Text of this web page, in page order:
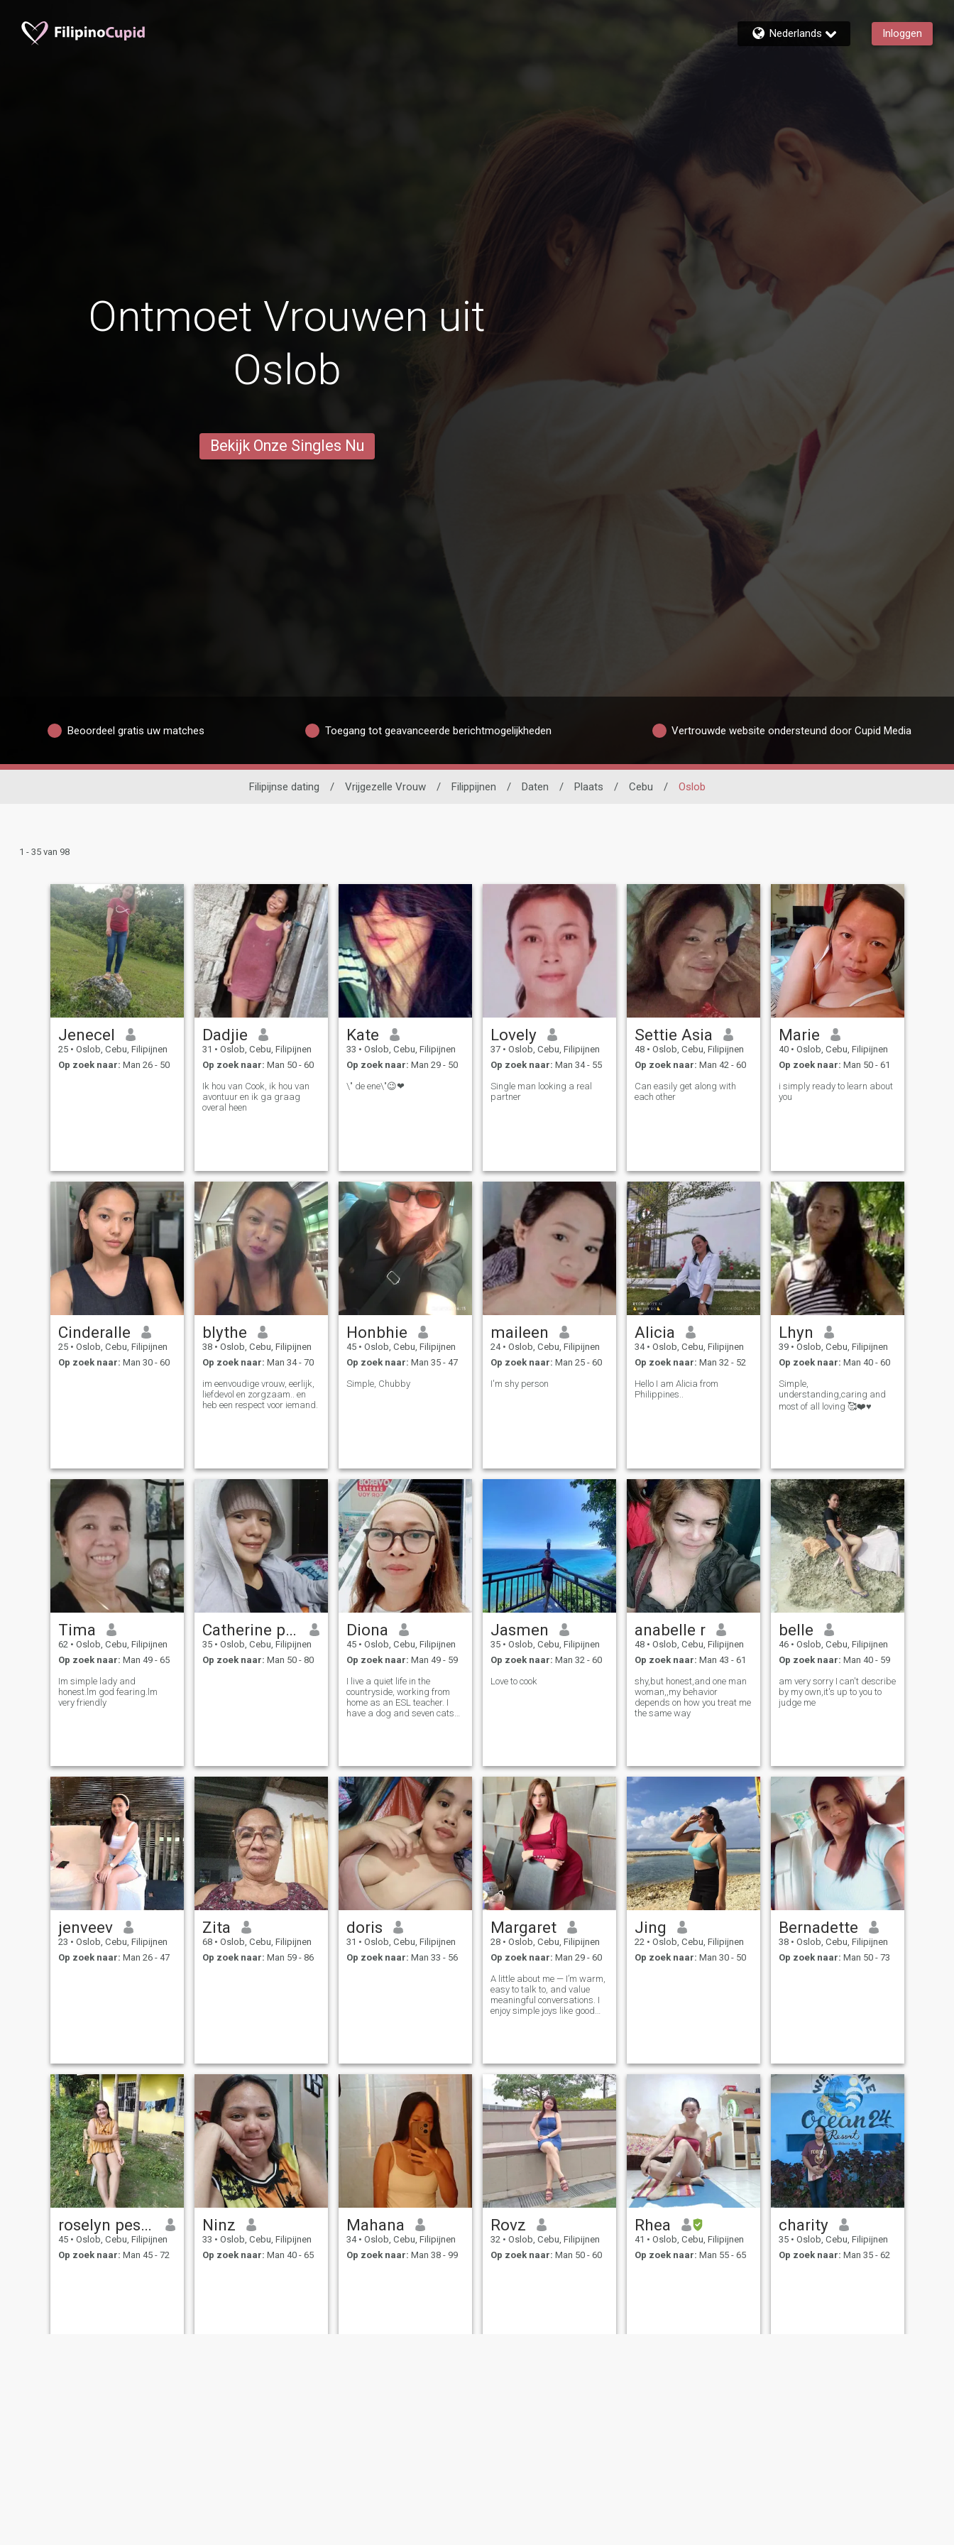
Nederlands Inloggen
Ontmoet Vrouwen uit
Oslob
Bekijk Onze Singles Nu
Beoordeel gratis uw matches Toegang tot geavanceerde berichtmogelijkheden Vertrouwde website ondersteund door Cupid Media
Filipijnse dating / Vrijgezelle Vrouw / Filippijnen / Daten / Plaats / Cebu / Oslob
1 - 35 van 98
Jenecel
25 • Oslob, Cebu, Filipijnen
Op zoek naar: Man 26 - 50
Dadjie
31 • Oslob, Cebu, Filipijnen
Op zoek naar: Man 50 - 60
Ik hou van Cook, ik hou van
avontuur en ik ga graag
overal heen
Kate
33 • Oslob, Cebu, Filipijnen
Op zoek naar: Man 29 - 50
\" de ene\"😉❤
Lovely
37 • Oslob, Cebu, Filipijnen
Op zoek naar: Man 34 - 55
Single man looking a real
partner
Settie Asia
48 • Oslob, Cebu, Filipijnen
Op zoek naar: Man 42 - 60
Can easily get along with
each other
Marie
40 • Oslob, Cebu, Filipijnen
Op zoek naar: Man 50 - 61
i simply ready to learn about
you
Cinderalle
25 • Oslob, Cebu, Filipijnen
Op zoek naar: Man 30 - 60
blythe
38 • Oslob, Cebu, Filipijnen
Op zoek naar: Man 34 - 70
im eenvoudige vrouw, eerlijk,
liefdevol en zorgzaam.. en
heb een respect voor iemand.
Honbhie
45 • Oslob, Cebu, Filipijnen
Op zoek naar: Man 35 - 47
Simple, Chubby
maileen
24 • Oslob, Cebu, Filipijnen
Op zoek naar: Man 25 - 60
I'm shy person
Alicia
34 • Oslob, Cebu, Filipijnen
Op zoek naar: Man 32 - 52
Hello I am Alicia from
Philippines..
Lhyn
39 • Oslob, Cebu, Filipijnen
Op zoek naar: Man 40 - 60
Simple,
understanding,caring and
most of all loving 🥰❤️♥️
Tima
62 • Oslob, Cebu, Filipijnen
Op zoek naar: Man 49 - 65
Im simple lady and
honest.lm god fearing.lm
very friendly
Catherine pugoy
35 • Oslob, Cebu, Filipijnen
Op zoek naar: Man 50 - 80
Diona
45 • Oslob, Cebu, Filipijnen
Op zoek naar: Man 49 - 59
I live a quiet life in the
countryside, working from
home as an ESL teacher. I
have a dog and seven cats
someone genuine to love and
share life with.
Jasmen
35 • Oslob, Cebu, Filipijnen
Op zoek naar: Man 32 - 60
Love to cook
anabelle r
48 • Oslob, Cebu, Filipijnen
Op zoek naar: Man 43 - 61
shy,but honest,and one man
woman,,my behavior
depends on how you treat me
the same way
belle
46 • Oslob, Cebu, Filipijnen
Op zoek naar: Man 40 - 59
am very sorry I can't describe
by my own,it's up to you to
judge me
jenveev
23 • Oslob, Cebu, Filipijnen
Op zoek naar: Man 26 - 47
Zita
68 • Oslob, Cebu, Filipijnen
Op zoek naar: Man 59 - 86
doris
31 • Oslob, Cebu, Filipijnen
Op zoek naar: Man 33 - 56
Margaret
28 • Oslob, Cebu, Filipijnen
Op zoek naar: Man 29 - 60
A little about me — I’m warm,
easy to talk to, and value
meaningful conversations. I
enjoy simple joys like good
a man who leads with
confidence and
Jing
22 • Oslob, Cebu, Filipijnen
Op zoek naar: Man 30 - 50
Bernadette
38 • Oslob, Cebu, Filipijnen
Op zoek naar: Man 50 - 73
roselyn pestaño
45 • Oslob, Cebu, Filipijnen
Op zoek naar: Man 45 - 72
Ninz
33 • Oslob, Cebu, Filipijnen
Op zoek naar: Man 40 - 65
Mahana
34 • Oslob, Cebu, Filipijnen
Op zoek naar: Man 38 - 99
Rovz
32 • Oslob, Cebu, Filipijnen
Op zoek naar: Man 50 - 60
Rhea
41 • Oslob, Cebu, Filipijnen
Op zoek naar: Man 55 - 65
charity
35 • Oslob, Cebu, Filipijnen
Op zoek naar: Man 35 - 62